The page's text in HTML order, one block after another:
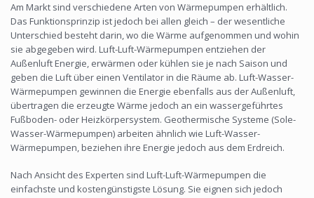
Am Markt sind verschiedene Arten von Wärmepumpen erhältlich.
Das Funktionsprinzip ist jedoch bei allen gleich – der wesentliche
Unterschied besteht darin, wo die Wärme aufgenommen und wohin
sie abgegeben wird. Luft-Luft-Wärmepumpen entziehen der
Außenluft Energie, erwärmen oder kühlen sie je nach Saison und
geben die Luft über einen Ventilator in die Räume ab. Luft-Wasser-
Wärmepumpen gewinnen die Energie ebenfalls aus der Außenluft,
übertragen die erzeugte Wärme jedoch an ein wassergeführtes
Fußboden- oder Heizkörpersystem. Geothermische Systeme (Sole-
Wasser-Wärmepumpen) arbeiten ähnlich wie Luft-Wasser-
Wärmepumpen, beziehen ihre Energie jedoch aus dem Erdreich.
Nach Ansicht des Experten sind Luft-Luft-Wärmepumpen die
einfachste und kostengünstigste Lösung. Sie eignen sich jedoch